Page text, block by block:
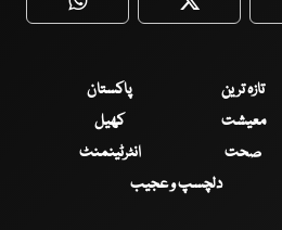
WhatsApp Twitter
تازہ ترین
پاکستان
معیشت
کھیل
صحت
انٹرٹینمنٹ
دلچسپ و عجیب